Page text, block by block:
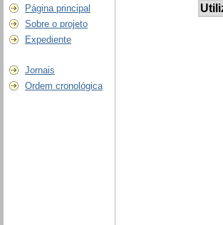
Página principal
Sobre o projeto
Expediente
Jornais
Ordem cronológica